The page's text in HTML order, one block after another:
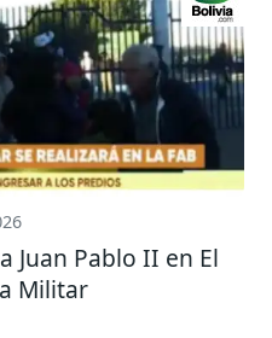
Juan Pablo II en El
Militar